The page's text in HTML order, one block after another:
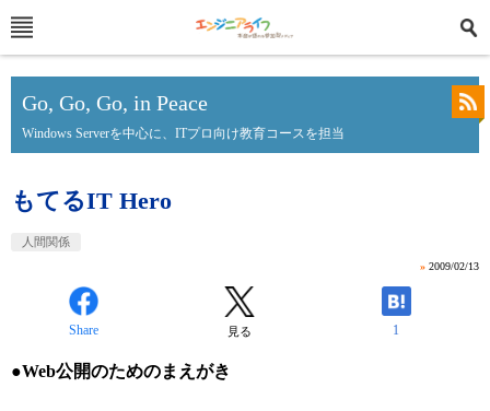
Go, Go, Go, in Peace
Windows Serverを中心に、ITプロ向け教育コースを担当
もてるIT Hero
人間関係
» 2009/02/13
Share 見る 1
●Web公開のためのまえがき